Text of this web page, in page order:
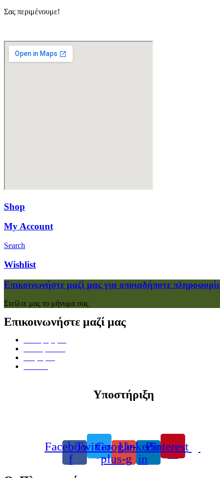
Σας περιμένουμε!
Shop
My Account
Search
Wishlist
Επικοινωνήστε μαζί μας για οποιαδήποτε
Στείλτε μας το μήνυμα σας
Επικοινωνήστε μαζί μας
Υποστήριξη
Facebook-
f
TwitterGoogle-
plus-g
Linkedin-
in
Pinterest